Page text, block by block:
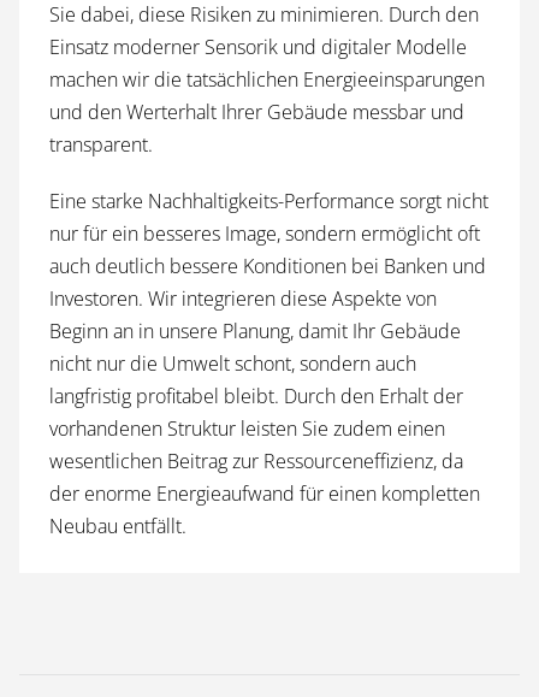
Sie dabei, diese Risiken zu minimieren. Durch den
Einsatz moderner Sensorik und digitaler Modelle
machen wir die tatsächlichen Energieeinsparungen
und den Werterhalt Ihrer Gebäude messbar und
transparent.
Eine starke Nachhaltigkeits-Performance sorgt nicht
nur für ein besseres Image, sondern ermöglicht oft
auch deutlich bessere Konditionen bei Banken und
Investoren. Wir integrieren diese Aspekte von
Beginn an in unsere Planung, damit Ihr Gebäude
nicht nur die Umwelt schont, sondern auch
langfristig profitabel bleibt. Durch den Erhalt der
vorhandenen Struktur leisten Sie zudem einen
wesentlichen Beitrag zur Ressourceneffizienz, da
der enorme Energieaufwand für einen kompletten
Neubau entfällt.